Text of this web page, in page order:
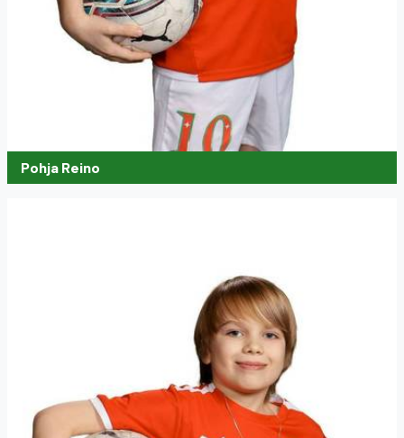
Pohja Reino